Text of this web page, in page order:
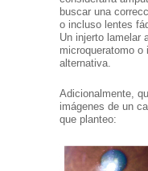
buscar una
o incluso lentes
Un injerto lamelar
microqueratomo
alternativa.
Adicionalmente,
imágenes de un
que planteo: